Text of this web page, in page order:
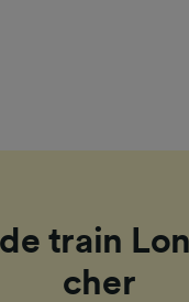
train
cher